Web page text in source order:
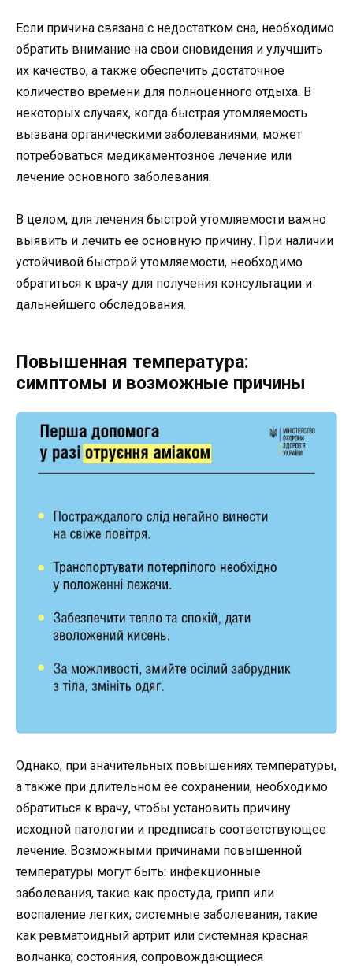
Если причина связана с недостатком сна, необходимо
обратить внимание на свои сновидения и улучшить
их качество, а также обеспечить достаточное
количество времени для полноценного отдыха. В
некоторых случаях, когда быстрая утомляемость
вызвана органическими заболеваниями, может
потребоваться медикаментозное лечение или
лечение основного заболевания.
В целом, для лечения быстрой утомляемости важно
выявить и лечить ее основную причину. При наличии
устойчивой быстрой утомляемости, необходимо
обратиться к врачу для получения консультации и
дальнейшего обследования.
Повышенная температура:
симптомы и возможные причины
Однако, при значительных повышениях температуры,
а также при длительном ее сохранении, необходимо
обратиться к врачу, чтобы установить причину
исходной патологии и предписать соответствующее
лечение. Возможными причинами повышенной
температуры могут быть: инфекционные
заболевания, такие как простуда, грипп или
воспаление легких; системные заболевания, такие
как ревматоидный артрит или системная красная
волчанка; состояния, сопровождающиеся